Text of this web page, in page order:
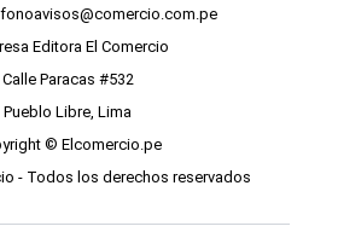
Editora El Comercio
Calle Paracas #532
Pueblo Libre, Lima
© Elcomercio.pe
- Todos los derechos reservados